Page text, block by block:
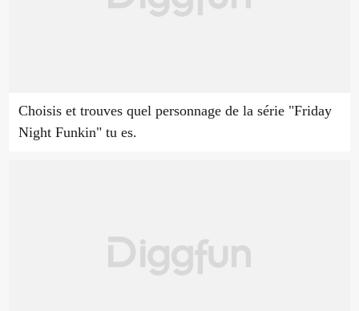
Choisis et trouves quel personnage de la série "Friday
Night Funkin" tu es.